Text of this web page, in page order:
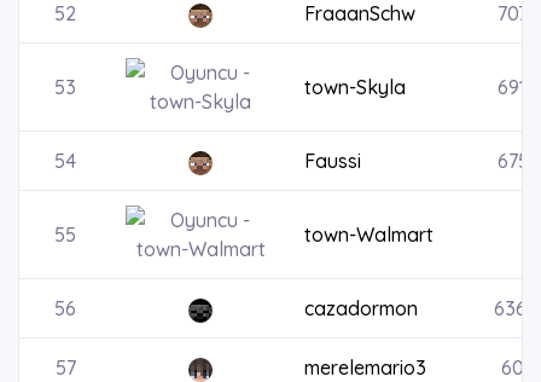
52 FraaanSchw
53 town-Skyla
54 Faussi
55 town-Walmart
56 cazadormon
57 merelemario3